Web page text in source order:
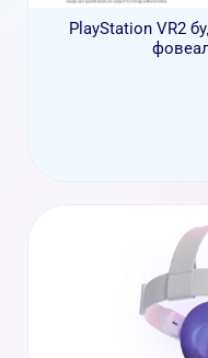
PlayStation VR2